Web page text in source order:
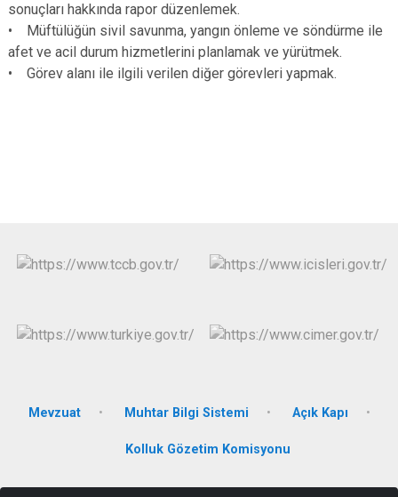
sonuçları hakkında rapor düzenlemek.
• Müftülüğün sivil savunma, yangın önleme ve söndürme ile
afet ve acil durum hizmetlerini planlamak ve yürütmek.
• Görev alanı ile ilgili verilen diğer görevleri yapmak.
Mevzuat Muhtar Bilgi Sistemi Açık Kapı
Kolluk Gözetim Komisyonu